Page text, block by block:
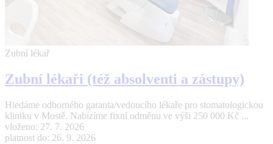
Zubní lékař
Zubní lékaři (též absolventi a zástupy)
Hledáme odborného garanta/vedoucího lékaře pro stomatologickou
kliniku v Mostě. Nabízíme fixní odměnu ve výši 250 000 Kč ...
vloženo: 27. 7. 2026
platnost do: 26. 9. 2026